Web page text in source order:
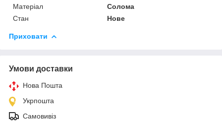
Матеріал
Солома
Стан
Нове
Приховати
Умови доставки
Нова Пошта
Укрпошта
Самовивіз